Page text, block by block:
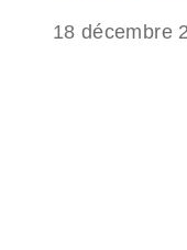
18 décembre